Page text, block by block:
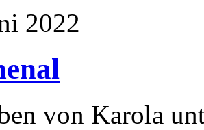
2022
von Karola